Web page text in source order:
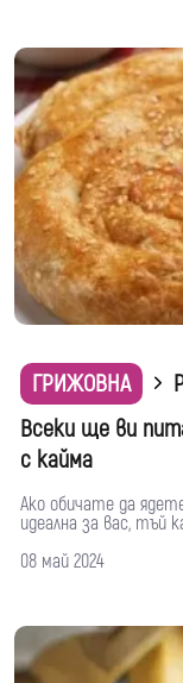
ГРИЖОВНА
Всеки ще ви
с кайма
Ако обичате да
идеална за вас, тъй
08 май 2024